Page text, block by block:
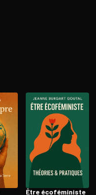
Être éco­fé­mi­niste